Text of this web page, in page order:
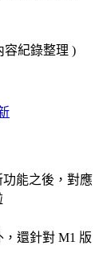
容紀錄整理 )
能之後，對應
，還針對 M1 版